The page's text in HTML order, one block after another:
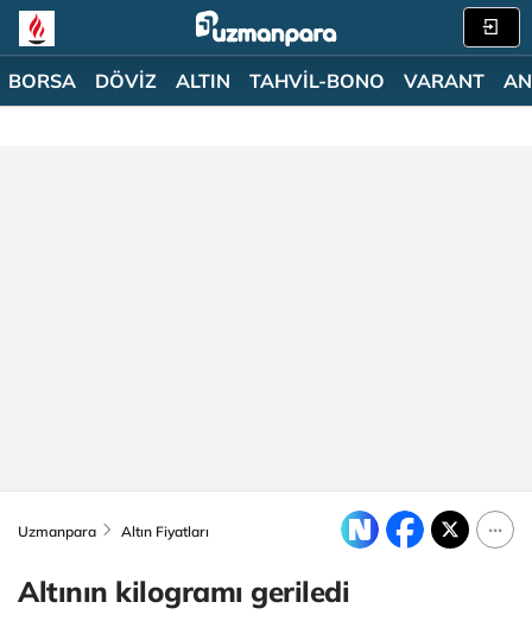
BORSA DÖVİZ ALTIN TAHVİL-BONO VARANT
Uzmanpara Altın Fiyatları
Altının kilogramı geriledi